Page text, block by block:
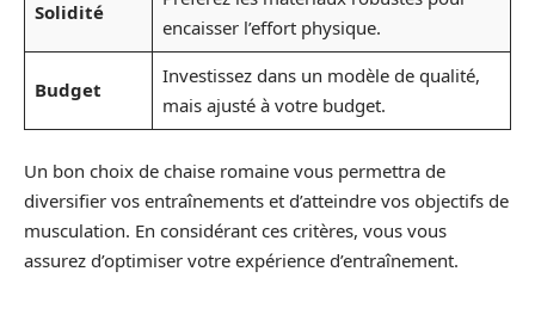
Solidité
encaisser l’effort physique.
Budget
Investissez dans un modèle de qualité,
mais ajusté à votre budget.
Un bon choix de chaise romaine vous permettra de
diversifier vos entraînements et d’atteindre vos objectifs de
musculation. En considérant ces critères, vous vous
assurez d’optimiser votre expérience d’entraînement.